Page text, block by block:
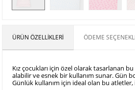
ÜRÜN ÖZELLIKLERI ÖDEME
Kız çocukları için özel olarak tasarlanan
alabilir ve esnek bir kullanım sunar. Gün
Günlük kullanım için ideal olan bu